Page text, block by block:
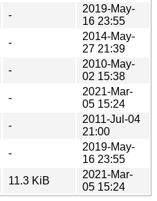
-
2019-May-
16 23:55
-
2014-May-
27 21:39
-
2010-May-
02 15:38
-
2021-Mar-
05 15:24
-
2011-Jul-04
21:00
-
2019-May-
16 23:55
11.3 KiB
2021-Mar-
05 15:24